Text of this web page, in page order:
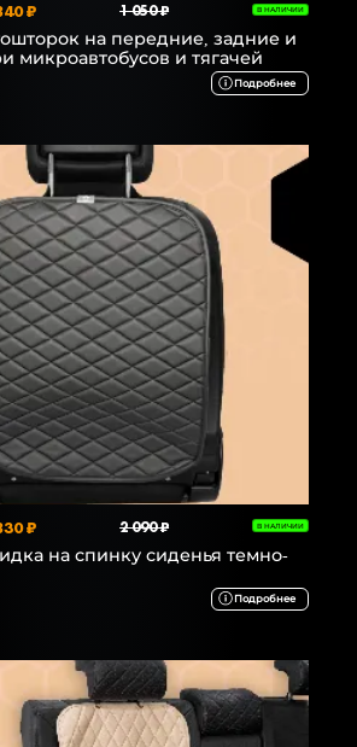
₽ 1 050 ₽ В НАЛИЧИИ
на передние, задние и
микроавтобусов и тягачей
Подробнее
₽ 2 090 ₽ В НАЛИЧИИ
на спинку сиденья темно-
Подробнее